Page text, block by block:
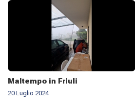
Maltempo in Friuli
20 Luglio 2024